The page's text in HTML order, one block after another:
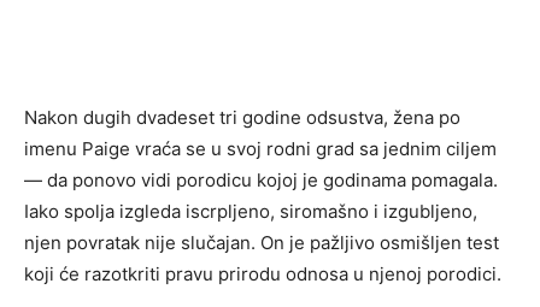
Nakon dugih dvadeset tri godine odsustva, žena po
imenu Paige vraća se u svoj rodni grad sa jednim ciljem
— da ponovo vidi porodicu kojoj je godinama pomagala.
Iako spolja izgleda iscrpljeno, siromašno i izgubljeno,
njen povratak nije slučajan. On je pažljivo osmišljen test
koji će razotkriti pravu prirodu odnosa u njenoj porodici.